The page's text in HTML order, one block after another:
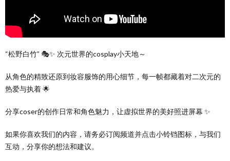
“松野白竹” 🎭✨ 次元世界的cosplay小天地～
从角色的精致还原到妆容服饰的用心细节，每一帧都藏着对二次元的
热爱与执着 🌟
分享coser的创作日常和角色魅力，让虚拟世界的美好照进屏幕 ✨
如果你喜欢我们的内容，请务必订阅频道并点击小铃铛图标，与我们
互动，分享你的想法和建议。